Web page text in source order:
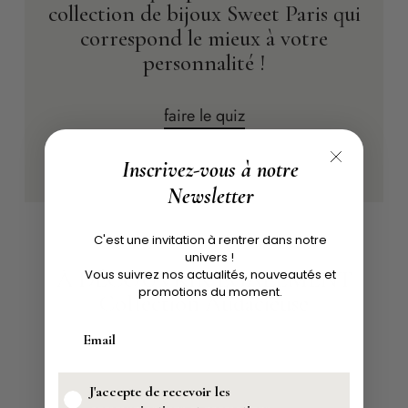
collection de bijoux Sweet Paris qui
correspond le mieux à votre
personnalité !
faire le quiz
À DÉCOUVRIR ÉGALEMENT
Collection Audacieuse
Inscrivez-vous à notre
Newsletter
C'est une invitation à rentrer dans notre
univers !
Vous suivrez nos actualités, nouveautés et
promotions du moment.
J'accepte de recevoir les